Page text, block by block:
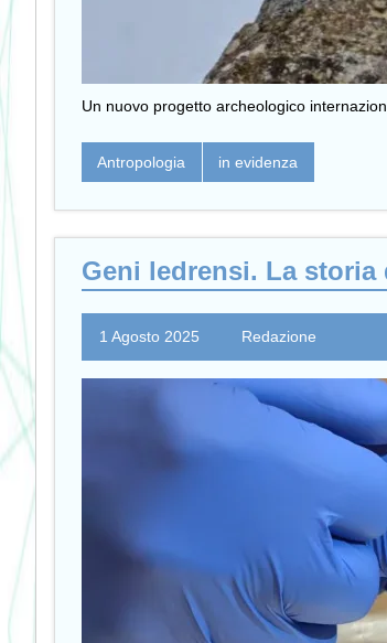
Un nuovo progetto archeologico
Antropologia in evidenza
Geni ledrensi. La storia
1 Agosto 2025 Redazione